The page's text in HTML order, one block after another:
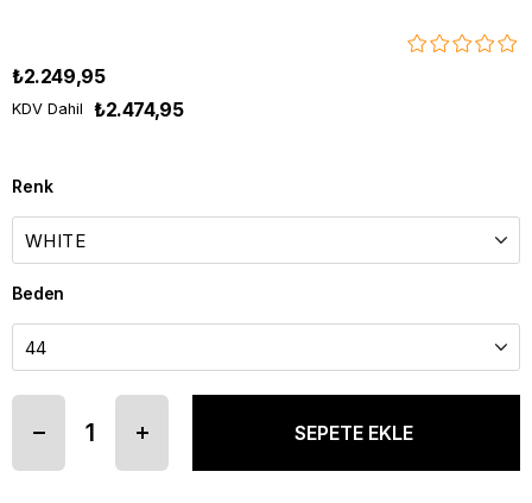
₺2.249,95
KDV Dahil ₺2.474,95
Renk
Beden